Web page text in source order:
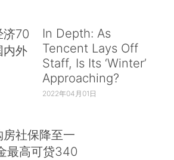
济70
内外
In Depth: As
Tencent Lays Off
Staff, Is Its ‘Winter’
Approaching?
2022年04月01日
社保降至一
最高可贷340